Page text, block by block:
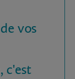
vos
c'est